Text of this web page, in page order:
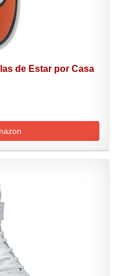
de Estar por Casa